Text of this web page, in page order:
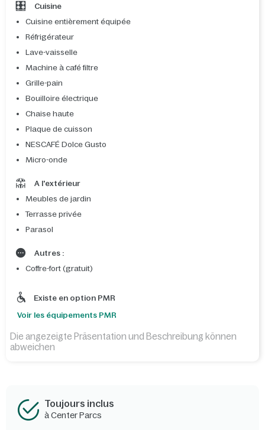
Cuisine
Cuisine entièrement équipée
Réfrigérateur
Lave-vaisselle
Machine à café filtre
Grille-pain
Bouilloire électrique
Chaise haute
Plaque de cuisson
NESCAFÉ Dolce Gusto
Micro-onde
A l'extérieur
Meubles de jardin
Terrasse privée
Parasol
Autres :
Coffre-fort (gratuit)
Existe en option PMR
Voir les équipements PMR
Die angezeigte Präsentation und Beschreibung können
abweichen
Toujours inclus
à Center Parcs